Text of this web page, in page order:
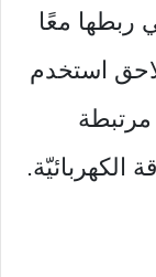
ربطها معًا
استخدم
مرتبطة
الكهربائيّة.